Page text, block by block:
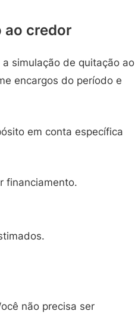
ao credor
simulação de quitação ao
encargos do período e
em conta específica
financiamento.
não precisa ser